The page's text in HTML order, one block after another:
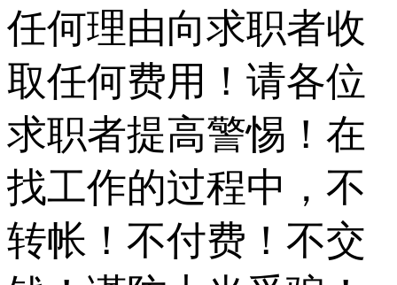
任何理由向求职者收
取任何费用！请各位
求职者提高警惕！在
找工作的过程中，不
转帐！不付费！不交